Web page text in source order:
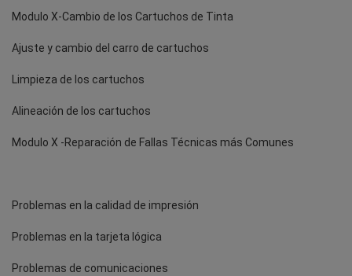
Modulo X-Cambio de los Cartuchos de Tinta
Ajuste y cambio del carro de cartuchos
Limpieza de los cartuchos
Alineación de los cartuchos
Modulo X -Reparación de Fallas Técnicas más Comunes
Problemas en la calidad de impresión
Problemas en la tarjeta lógica
Problemas de comunicaciones